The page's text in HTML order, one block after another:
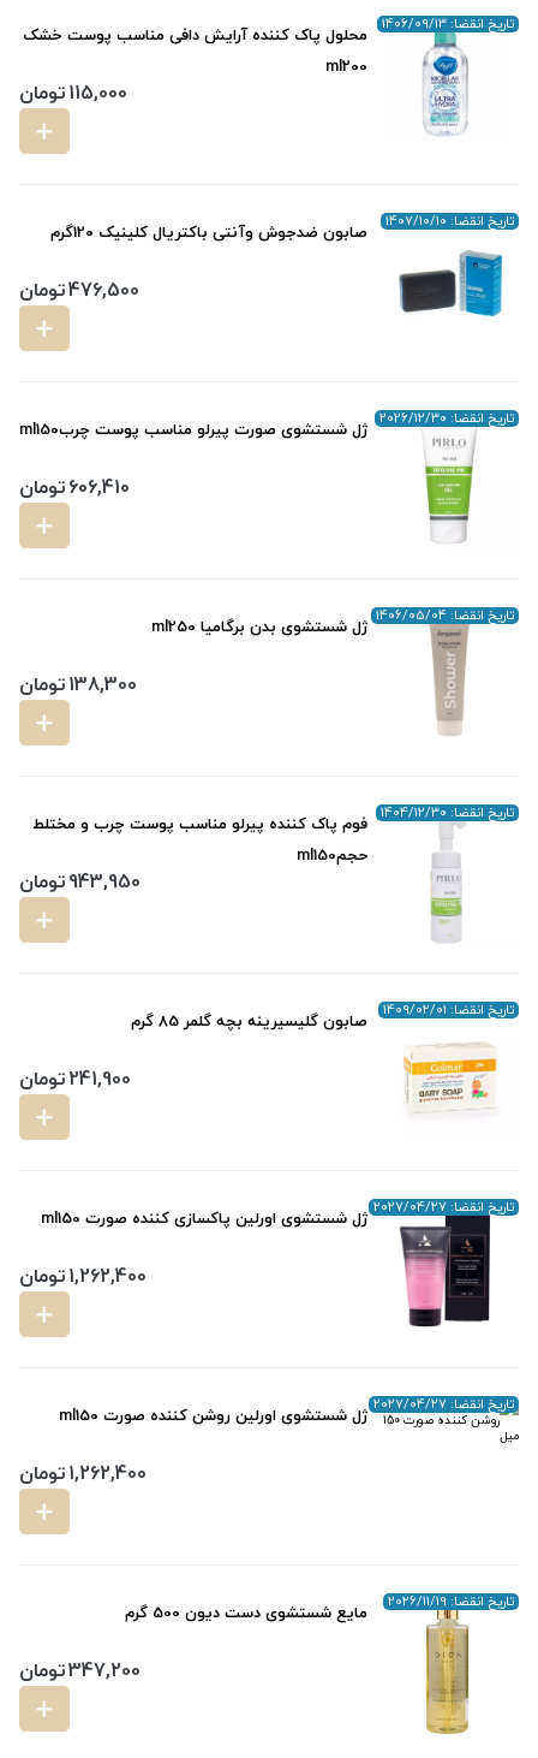
تاریخ انقضا: 1406/09/13
محلول پاک کننده آرایش دافی مناسب پوست خشک
ml200
115,000تومان
تاریخ انقضا: 1407/10/10 صابون ضدجوش وآنتی باکتریال کلینیک 120گرم
476,500تومان
تاریخ انقضا: 2026/12/30 ژل شستشوی صورت پیرلو مناسب پوست چربml150
606,410تومان
تاریخ انقضا: 1406/05/04 ژل شستشوی بدن برگامیا ml250
138,300تومان
تاریخ انقضا: 1404/12/30
فوم پاک کننده پیرلو مناسب پوست چرب و مختلط
حجمml150
943,950تومان
تاریخ انقضا: 1409/02/01 صابون گلیسیرینه بچه گلمر 85 گرم
241,900تومان
تاریخ انقضا: 2027/04/27 ژل شستشوی اورلین پاکسازی کننده صورت ml150
1,262,400تومان
تاریخ انقضا: 2027/04/27 ژل شستشوی اورلین روشن کننده صورت ml150
1,262,400تومان
تاریخ انقضا: 2026/11/19 مایع شستشوی دست دیون 500 گرم
347,200تومان